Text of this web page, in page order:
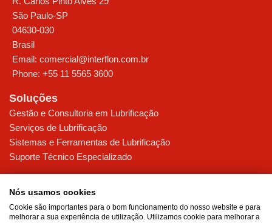
São Paulo-SP
04630-030
Brasil
Email: comercial@interflon.com.br
Phone: +55 11 5565 3600
Soluções
Gestão e Consultoria em Lubrificação
Serviços de Lubrificação
Sistemas e Ferramentas de Lubrificação
Suporte Técnico Especializado
Alimentos
Siderurgia & Mineração
Nós usamos cookies
Cookie são importantes para o bom funcionamento do nosso website e para
melhorar a sua experiência de utilização. Utilizamos cookie para melhorar a